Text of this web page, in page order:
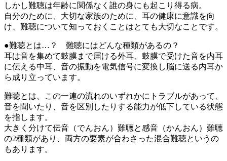
しかし難聴は年齢に関係なく誰の身にも起こり得る病。
自分のために、大切な家族のために、耳の健康に意識を向
け、難聴について知っておくことはとても大切なことです。
●難聴とは…？ 難聴にはどんな種類があるの？
耳は音を集めて鼓膜まで届ける外耳、鼓膜で受けた音を内耳
に伝える中耳、音の振動を電気信号に変換し脳に送る内耳か
ら成り立っています。
難聴とは、この一連の流れのいずれかにトラブルがあって、
音を聞いたり、音を区別したりする能力が低下している状態
を指します。
大きく分けて伝音（でんおん）難聴と感音（かんおん）難聴
の2種類があり、両方の要素が合わさった混合難聴というの
もあります。